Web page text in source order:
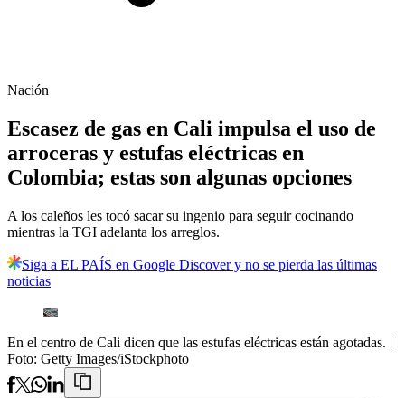
Nación
Escasez de gas en Cali impulsa el uso de
arroceras y estufas eléctricas en
Colombia; estas son algunas opciones
A los caleños les tocó sacar su ingenio para seguir cocinando
mientras la TGI adelanta los arreglos.
Siga a EL PAÍS en Google Discover y no se pierda las últimas
noticias
En el centro de Cali dicen que las estufas eléctricas están agotadas. |
Foto: Getty Images/iStockphoto